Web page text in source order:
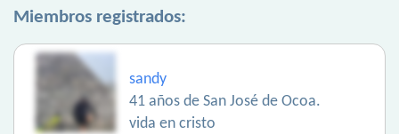
Miembros registrados:
sandy
41 años de San José de Ocoa.
vida en cristo